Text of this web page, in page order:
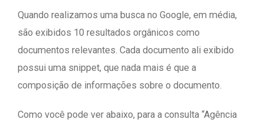
Quando realizamos uma busca no Google, em média,
são exibidos 10 resultados orgânicos como
documentos relevantes. Cada documento ali exibido
possui uma snippet, que nada mais é que a
composição de informações sobre o documento.
Como você pode ver abaixo, para a consulta “Agência